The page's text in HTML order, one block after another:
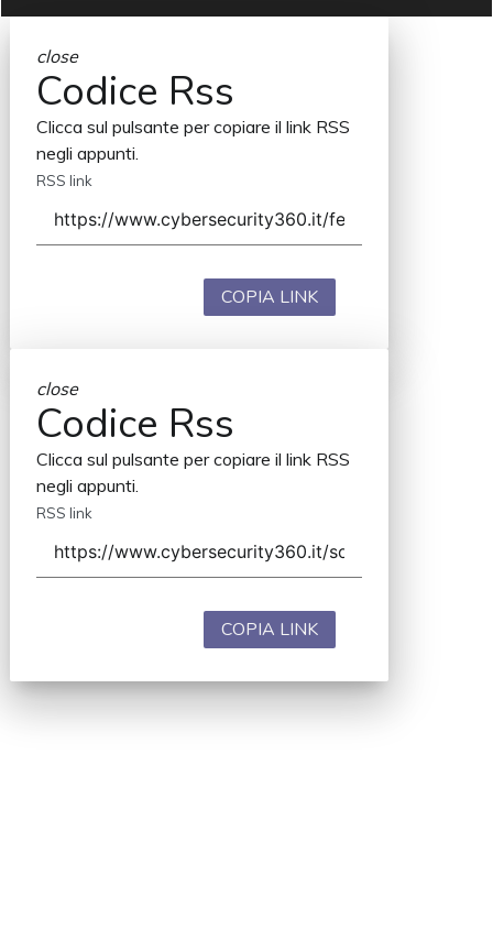
close
Codice Rss
Clicca sul pulsante per copiare il link RSS
negli appunti.
RSS link
COPIA LINK
close
Codice Rss
Clicca sul pulsante per copiare il link RSS
negli appunti.
RSS link
COPIA LINK